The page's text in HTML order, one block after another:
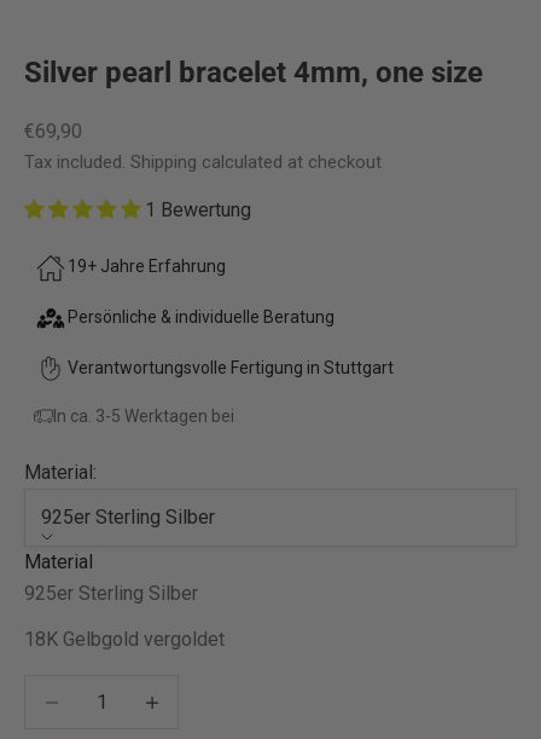
Silver pearl bracelet 4mm, one size
Sale price
€69,90
Tax included. Shipping calculated at checkout
1 Bewertung
19+ Jahre Erfahrung
Persönliche & individuelle Beratung
Verantwortungsvolle Fertigung in Stuttgart
In ca. 3-5 Werktagen bei
Material:
925er Sterling Silber
Material
925er Sterling Silber
18K Gelbgold vergoldet
Decrease quantity